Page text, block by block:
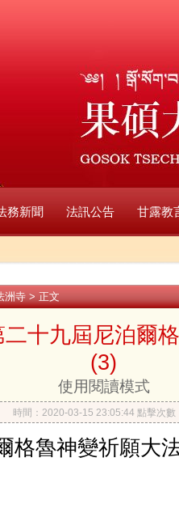
務新聞 法訊公告 甘露教
洲寺 > 正文
二十九屆尼泊爾
(3)
使用閱讀模式
時間：2020-03-15 23:05:44 點擊次數
格魯神變祈願大